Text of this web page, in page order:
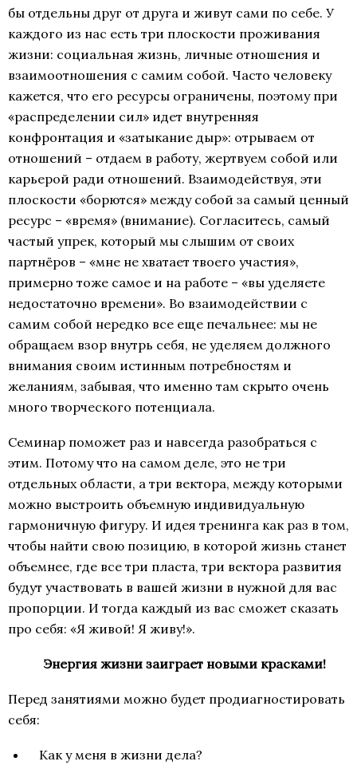
бы отдельны друг от друга и живут сами по себе. У
каждого из нас есть три плоскости проживания
жизни: социальная жизнь, личные отношения и
взаимоотношения с самим собой. Часто человеку
кажется, что его ресурсы ограничены, поэтому при
«распределении сил» идет внутренняя
конфронтация и «затыкание дыр»: отрываем от
отношений – отдаем в работу, жертвуем собой или
карьерой ради отношений. Взаимодействуя, эти
плоскости «борются» между собой за самый ценный
ресурс – «время» (внимание). Согласитесь, самый
частый упрек, который мы слышим от своих
партнёров – «мне не хватает твоего участия»,
примерно тоже самое и на работе – «вы уделяете
недостаточно времени». Во взаимодействии с
самим собой нередко все еще печальнее: мы не
обращаем взор внутрь себя, не уделяем должного
внимания своим истинным потребностям и
желаниям, забывая, что именно там скрыто очень
много творческого потенциала.
Семинар поможет раз и навсегда разобраться с
этим. Потому что на самом деле, это не три
отдельных области, а три вектора, между которыми
можно выстроить объемную индивидуальную
гармоничную фигуру. И идея тренинга как раз в том,
чтобы найти свою позицию, в которой жизнь станет
объемнее, где все три пласта, три вектора развития
будут участвовать в вашей жизни в нужной для вас
пропорции. И тогда каждый из вас сможет сказать
про себя: «Я живой! Я живу!».
Энергия жизни заиграет новыми красками!
Перед занятиями можно будет продиагностировать
себя:
Как у меня в жизни дела?